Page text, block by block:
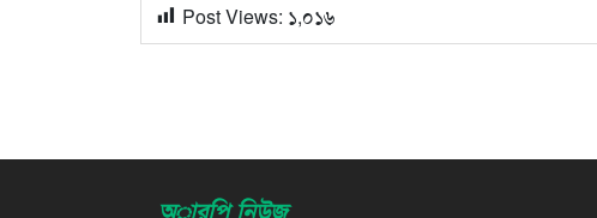
Post Views: ১,০১৬
অারপি নিউজ